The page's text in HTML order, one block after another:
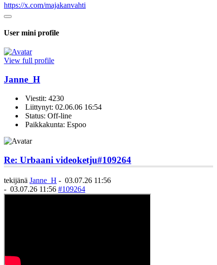
https://x.com/majakanvahti
User mini profile
View full profile
Janne_H
Viestit: 4230
Liittynyt: 02.06.06 16:54
Status: Off-line
Paikkakunta: Espoo
Re: Urbaani videoketju#109264
tekijänä Janne_H - 03.07.26 11:56
- 03.07.26 11:56 #109264